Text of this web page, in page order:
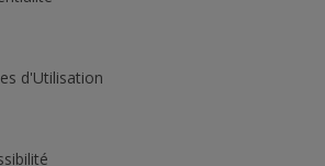
d'Utilisation